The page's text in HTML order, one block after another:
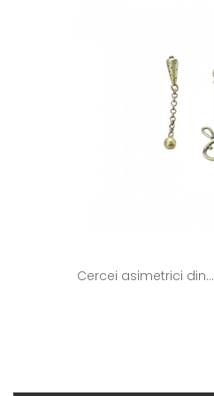
Cercei asimetrici din...